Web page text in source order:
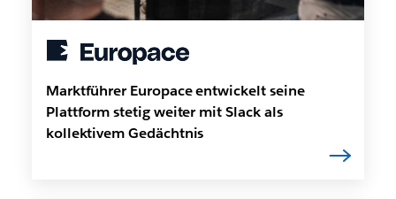
Marktführer Europace entwickelt seine
Plattform stetig weiter mit Slack als
kollektivem Gedächtnis